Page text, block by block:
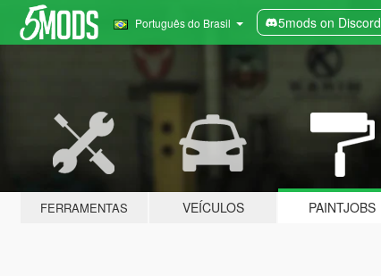
Português do Brasil 5mods on Discord
FERRAMENTAS VEÍCULOS PAINTJOBS